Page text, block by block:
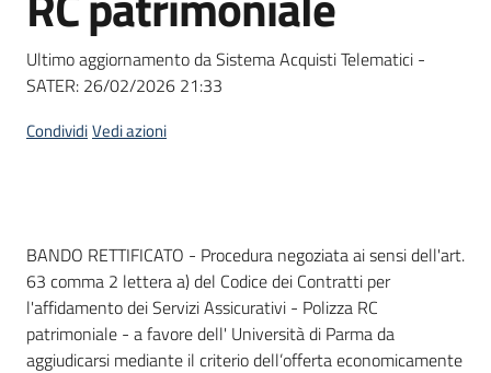
Piattaforme
telematiche
site
Seguici
Ultimo aggiornamento da Sistema Acquisti Telematici -
SATER: 26/02/2026 21:33
CondividiVedi azioni
Dati del bando
BANDO RETTIFICATO - Procedura negoziata ai sensi dell'art.
63 comma 2 lettera a) del Codice dei Contratti per
l'affidamento dei Servizi Assicurativi - Polizza RC
patrimoniale - a favore dell' Università di Parma da
aggiudicarsi mediante il criterio dell’offerta economicamente